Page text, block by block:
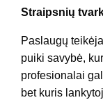
Straipsnių
Paslaugų
puiki savybė,
profesionalai
bet kuris